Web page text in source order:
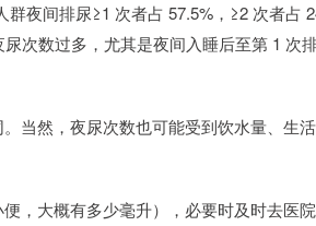
夜间排尿≥1 次者占 57.5%，≥2 次者占
次数过多，尤其是夜间入睡后至第 1 次
当然，夜尿次数也可能受到饮水量、生
，大概有多少毫升），必要时及时去医院